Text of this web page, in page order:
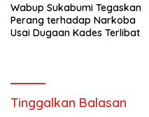
Wabup Sukabumi Tegaskan
Perang terhadap Narkoba
Usai Dugaan Kades Terlibat
Tinggalkan Balasan